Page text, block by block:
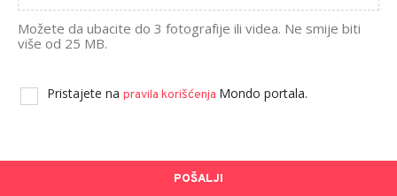
Možete da ubacite do 3 fotografije ili videa. Ne smije biti
više od 25 MB.
Pristajete na pravila korišćenja Mondo portala.
POŠALJI